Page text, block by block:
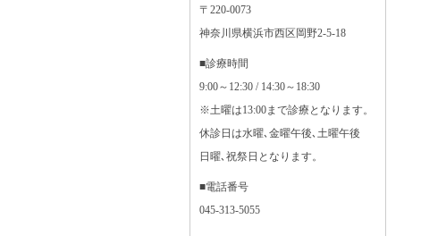
〒220-0073
神奈川県横浜市西区岡野2-5-18
■診療時間
9:00～12:30 / 14:30～18:30
※土曜は13:00まで診療となります。
休診日は水曜､金曜午後､土曜午後
日曜､祝祭日となります。
■電話番号
045-313-5055